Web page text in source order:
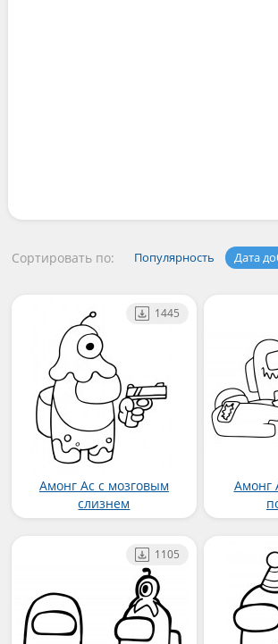
Сортировать по: Популярность Дата
Амонг Ас с мозговым
слизнем
1445
Амонг
1105